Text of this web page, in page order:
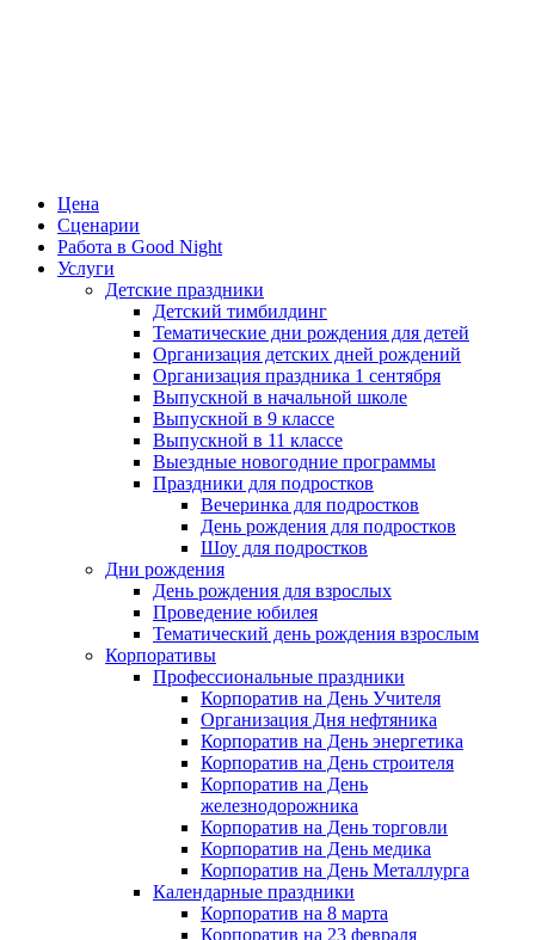
Цена
Сценарии
Работа в Good Night
Услуги
Детские праздники
Детский тимбилдинг
Тематические дни рождения для детей
Организация детских дней рождений
Организация праздника 1 сентября
Выпускной в начальной школе
Выпускной в 9 классе
Выпускной в 11 классе
Выездные новогодние программы
Праздники для подростков
Вечеринка для подростков
День рождения для подростков
Шоу для подростков
Дни рождения
День рождения для взрослых
Проведение юбилея
Тематический день рождения взрослым
Корпоративы
Профессиональные праздники
Корпоратив на День Учителя
Организация Дня нефтяника
Корпоратив на День энергетика
Корпоратив на День строителя
Корпоратив на День
железнодорожника
Корпоратив на День торговли
Корпоратив на День медика
Корпоратив на День Металлурга
Календарные праздники
Корпоратив на 8 марта
Корпоратив на 23 февраля